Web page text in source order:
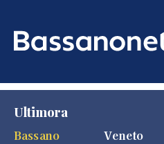
Ultimora
Bassano
Veneto